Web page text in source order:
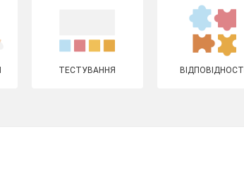
ТЕСТУВАННЯ ВІДПОВІДНОСТІ